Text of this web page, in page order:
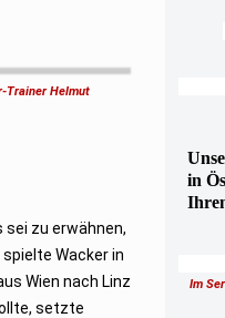
Trainer Helmut
zu erwähnen,
Wacker in
Wien nach Linz
setzte
in
Im